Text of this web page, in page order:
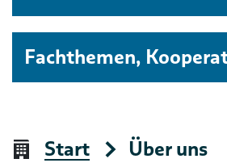
Start Über uns